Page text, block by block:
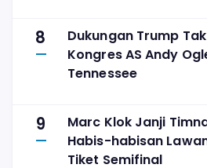
8
Dukungan Trump
Kongres AS Andy
Tennessee
9
Marc Klok Janji
Habis-habisan
Tiket Semifinal